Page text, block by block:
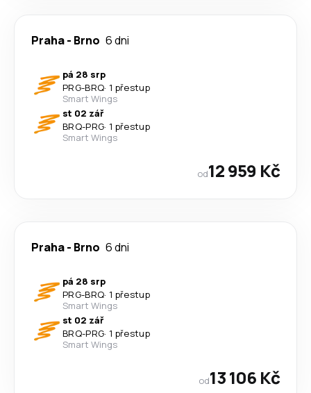
Praha- Brno 6 dni
pá 28 srp
PRG-BRQ· 1 přestup
Smart Wings
st 02 zář
BRQ-PRG· 1 přestup
Smart Wings
od12 959 Kč
Praha- Brno 6 dni
pá 28 srp
PRG-BRQ· 1 přestup
Smart Wings
st 02 zář
BRQ-PRG· 1 přestup
Smart Wings
od13 106 Kč